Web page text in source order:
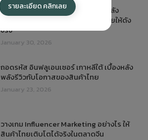
บุกตลาดเวียดนามแบบมีชั้นเชิง ดึงพลัง
Influencer Gen Z ช่วยปั้นแบรนด์ไทยให้ดัง
จริง
January 30, 2026
ถอดรหัส อินฟลูเอนเซอร์ เกาหลีใต้ เบื้องหลัง
พลังรีวิวกับโอกาสของสินค้าไทย
January 23, 2026
วางเกม Influencer Marketing อย่างไร ให้
สินค้าไทยเติบโตได้จริงในตลาดจีน
รายละเอียด คลิกเลย